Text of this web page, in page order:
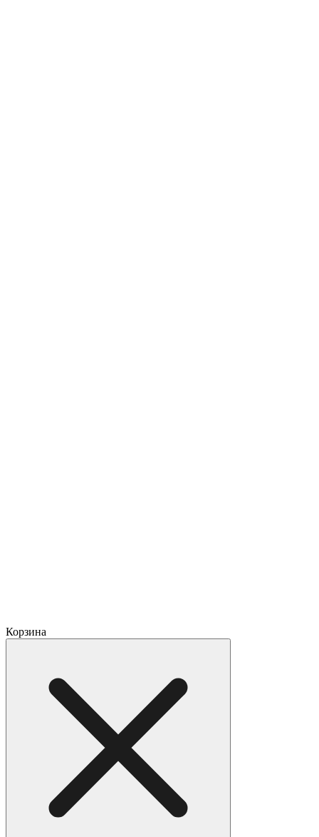
Корзина